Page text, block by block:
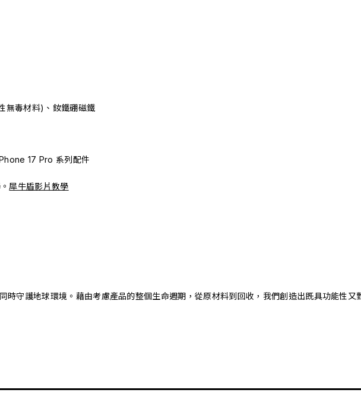
無毒材料)、釹鐵硼磁鐵
17 Pro 系列配件
犀牛盾影片教學
時守護地球環境。藉由考慮產品的整個生命週期，從原材料到回收，我們創造出既具功能性